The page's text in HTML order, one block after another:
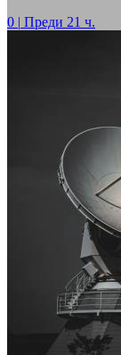
0 | Преди 21 ч.